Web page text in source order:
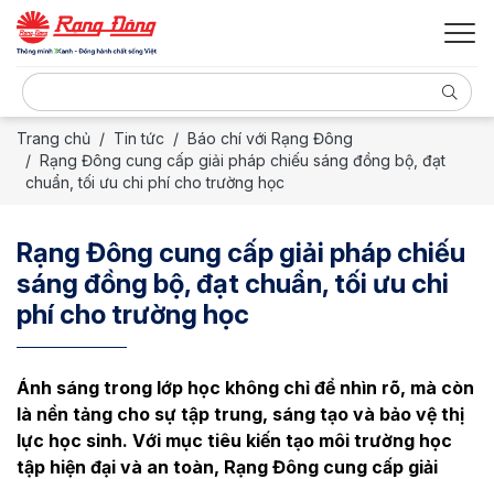
Trang chủ Tin tức
Báo chí với Rạng Đông
Rạng Đông cung cấp giải pháp chiếu sáng đồng bộ, đạt
chuẩn, tối ưu chi phí cho trường học
Rạng Đông cung cấp giải pháp chiếu
sáng đồng bộ, đạt chuẩn, tối ưu chi
phí cho trường học
Ánh sáng trong lớp học không chỉ để nhìn rõ, mà còn
là nền tảng cho sự tập trung, sáng tạo và bảo vệ thị
lực học sinh. Với mục tiêu kiến tạo môi trường học
tập hiện đại và an toàn, Rạng Đông cung cấp giải